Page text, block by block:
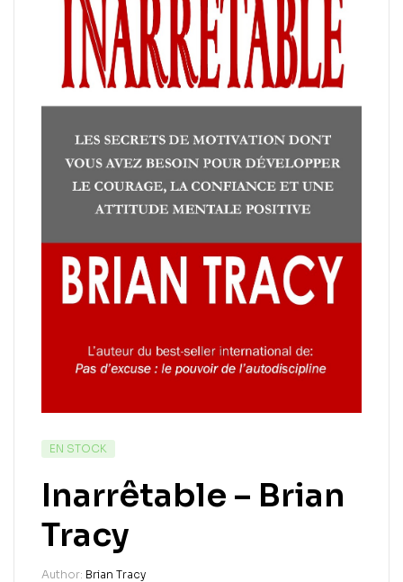
EN STOCK
Inarrêtable – Brian
Tracy
Author: Brian Tracy